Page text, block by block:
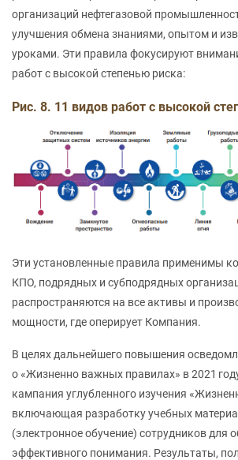
организаций нефтегазовой
улучшения обмена знаниями, опытом и
уроками. Эти правила фокусируют
работ с высокой степенью риска:
Рис. 8. 11 видов работ с высокой
Эти установленные правила применимы
КПО, подрядных и субподрядных
распространяются на все активы и
мощности, где оперирует Компания.
В целях дальнейшего повышения
о «Жизненно важных правилах» в 2021
кампания углубленного изучения
включающая разработку учебных
(электронное обучение) сотрудников для
эффективного понимания. Результаты,